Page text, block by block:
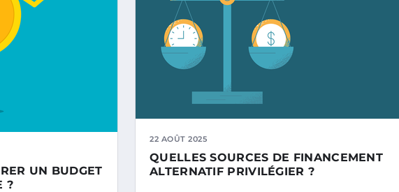
UN BUDGET
?
22 AOÛT 2025
QUELLES SOURCES DE FINANCEMENT
ALTERNATIF PRIVILÉGIER ?